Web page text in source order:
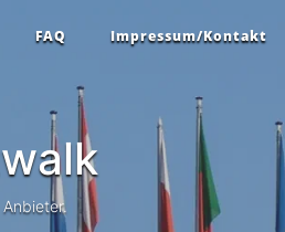
FAQ Impressum/Kontakt